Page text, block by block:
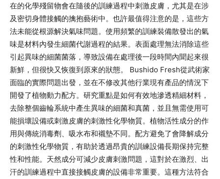
在的化學殘留物會在隨後的訓練過程中刺激皮膚，尤其是在涉
及密切身體接觸的擒抱藝術中。也許最值得注意的是，這些方
法未能從根源解決氣味問題。使用頻繁的訓練裝備散發出的氣
味是材料內發生細菌代謝過程的結果。表面處理無法消除這些
引起異味的細菌菌落，導致設備在處理後一段時間內聞起來很
新鮮，但很快又恢復到原來的狀態。 Bushido Fresh從武術家
面臨的實際問題出發，並在不修改其他行業現有產品的情況下
開發了植物動力配方。研究重點是如何有效地滲透精細材料，
去除整個齒輪系統中產生異味的細菌和真菌，並且無需使用可
能損壞設備或刺激皮膚的刺激性化學物質。植物活性成分的作
用與傳統消毒劑、吸水布和襯墊不同。配方避免了會降解成分
的刺激性化學物質，有助於透過昂貴的訓練設備長期保持完整
性和性能。天然成分可減少皮膚刺激問題，這對於在激烈、出
汗的訓練過程中直接接觸皮膚的設備非常重要。這種方法符合